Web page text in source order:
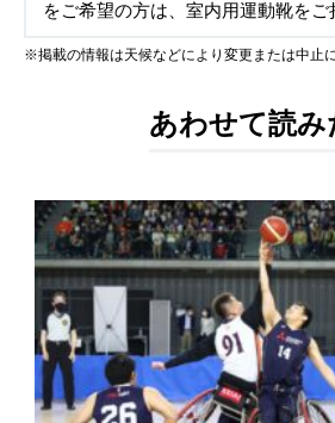
をご希望の方は、室内用運動靴をご
※掲載の情報は天候などにより変更または中止
あわせて読み